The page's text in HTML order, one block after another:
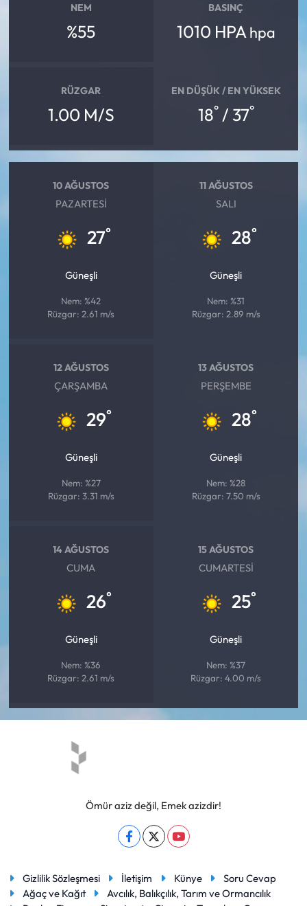
NEM
%55
BASINÇ
1010 HPA hpa
RÜZGAR
1.00 M/S
EN DÜŞÜK / EN YÜKSEK
18°/ 37°
10 AĞUSTOS
PAZARTESI
27°
Güneşli
Nem: %42
Rüzgar: 2.61 m/s
11 AĞUSTOS
SALI
28°
Güneşli
Nem: %31
Rüzgar: 2.89 m/s
12 AĞUSTOS
ÇARŞAMBA
29°
Güneşli
Nem: %27
Rüzgar: 3.31 m/s
13 AĞUSTOS
PERŞEMBE
28°
Güneşli
Nem: %28
Rüzgar: 7.50 m/s
14 AĞUSTOS
CUMA
26°
Güneşli
Nem: %36
Rüzgar: 2.61 m/s
15 AĞUSTOS
CUMARTESI
25°
Güneşli
Nem: %37
Rüzgar: 4.00 m/s
Ömür aziz değil, Emek azizdir!
Gizlilik Sözleşmesi İletişim Künye
Soru Cevap
Ağaç ve Kağıt
Avcılık, Balıkçılık, Tarım ve Ormancılık